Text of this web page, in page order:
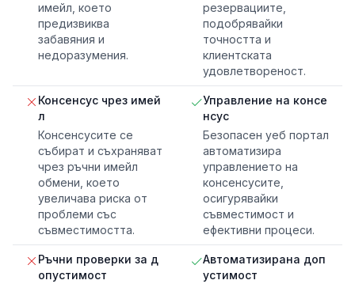
имейл, което
предизвиква
забавяния и
недоразумения.
резервациите,
подобрявайки
точността и
клиентската
удовлетвореност.
Консенсус чрез имей
л
Консенсусите се
събират и съхраняват
чрез ръчни имейл
обмени, което
увеличава риска от
проблеми със
съвместимостта.
Управление на консе
нсус
Безопасен уеб портал
автоматизира
управлението на
консенсусите,
осигурявайки
съвместимост и
ефективни процеси.
Ръчни проверки за д
опустимост
Автоматизирана доп
устимост